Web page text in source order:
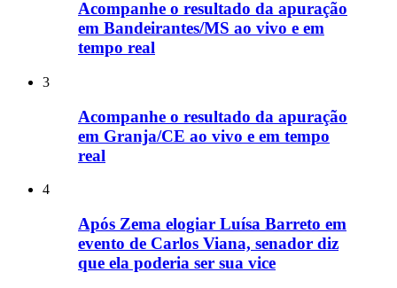
Acompanhe o resultado da apuração
em Bandeirantes/MS ao vivo e em
tempo real
3
Acompanhe o resultado da apuração
em Granja/CE ao vivo e em tempo
real
4
Após Zema elogiar Luísa Barreto em
evento de Carlos Viana, senador diz
que ela poderia ser sua vice